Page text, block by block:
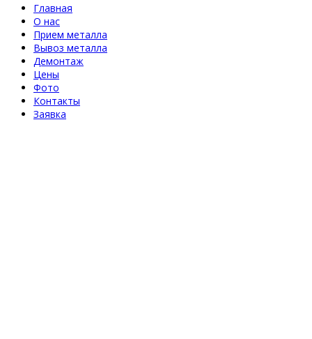
Главная
О нас
Прием металла
Вывоз металла
Демонтаж
Цены
Фото
Контакты
Заявка